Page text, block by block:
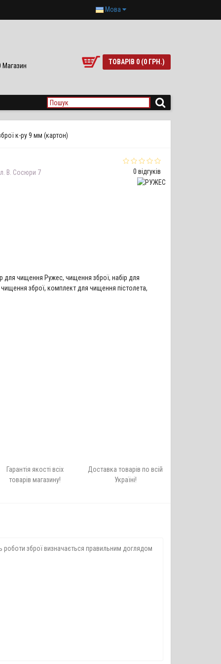
Мова
Магазин ТОВАРІВ 0 (0 ГРН.)
к-ру 9 мм (картон)
0 відгуків
В. Сосюри 7
для чищення Ружес, чищення зброї, набір для
зброї, комплект для чищення пістолета,
Гарантія якості всіх
товарів магазину!
Доставка товарів по всій
Україні!
роботи зброї визначається правильним доглядом